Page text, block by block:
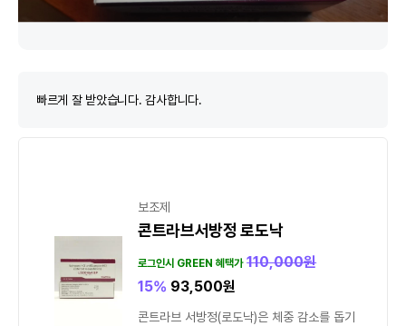
빠르게 잘 받았습니다. 감사합니다.
보조제
콘트라브서방정 로도낙
로그인시 GREEN 혜택가 110,000원
15% 93,500원
콘트라브 서방정(로도낙)은 체중 감소를 돕기